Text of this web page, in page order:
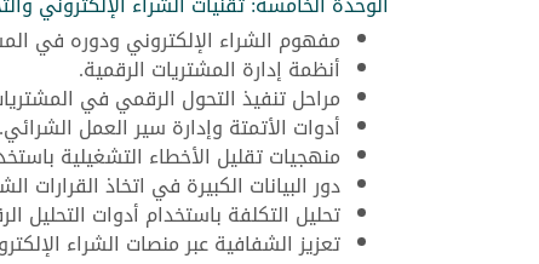
مفهوم الشراء الإلكتروني ودوره في
أنظمة إدارة المشتريات الرقمية.
مراحل تنفيذ التحول الرقمي في
أدوات الأتمتة وإدارة سير العمل الشرائي.
منهجيات تقليل الأخطاء التشغيلية
دور البيانات الكبيرة في اتخاذ القرارات
تحليل التكلفة باستخدام أدوات التحليل
تعزيز الشفافية عبر منصات الشراء